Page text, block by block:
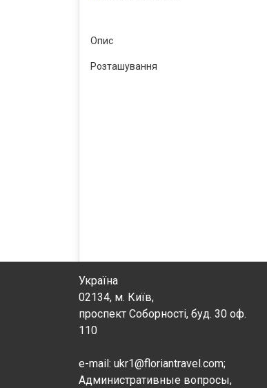
Опис
Розташування
Україна
02134, м. Київ,
проспект Соборності, буд. 30 оф.
110
e-mail: ukr1@floriantravel.com;
Административные вопросы,